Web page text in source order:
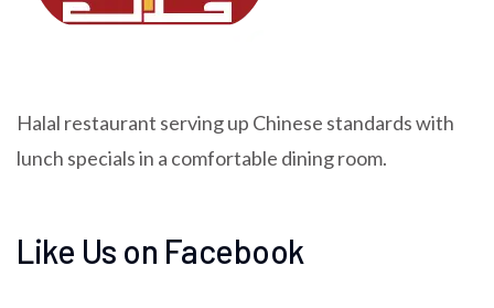
Halal restaurant serving up Chinese standards with
lunch specials in a comfortable dining room.
Like Us on Facebook